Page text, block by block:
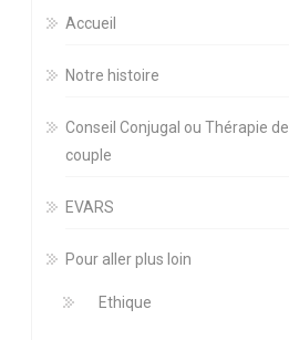
Accueil
Notre histoire
Conseil Conjugal ou Thérapie de
couple
EVARS
Pour aller plus loin
Ethique